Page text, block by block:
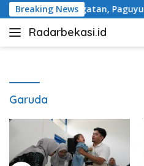
Langsung
ke
konten
Breaking News
Tugu Peringatan, Paguyuban
Radarbekasi.id
Berita
Garuda